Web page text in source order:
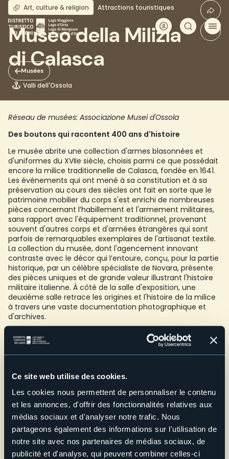
Ce site web utilise des cookies.
Les cookies nous permettent de personnaliser le contenu
et les annonces, d'offrir des fonctionnalités relatives aux
médias sociaux et d'analyser notre trafic. Nous
partageons également des informations sur l'utilisation de
notre site avec nos partenaires de médias sociaux, de
publicité et d'analyse, qui peuvent combiner celles-ci
Aller
au
contenu
principal
Musées
Art, culture & religion Attractions touristiques
Museo della Milizia
di Calasca
Valli dell'Ossola
Réseau de musées: Associazione Musei d'Ossola
Des boutons qui racontent 400 ans d'histoire
Le musée abrite une collection d'armes blasonnées et
d'uniformes du XVIIe siècle, choisis parmi ce que possédait
encore la milice traditionnelle de Calasca, fondée en 1641.
Les événements qui ont mené à sa constitution et à sa
préservation au cours des siècles ont fait en sorte que le
patrimoine mobilier du corps s'est enrichi de nombreuses
pièces concernant l’habillement et l'armement militaires,
sans rapport avec l'équipement traditionnel, provenant
souvent d'autres corps et d'armées étrangères qui sont
parfois de remarquables exemplaires de l'artisanat textile.
La collection du musée, dont l'agencement innovant
contraste avec le décor qui l’entoure, conçu, pour la partie
historique, par un célèbre spécialiste de Novara, présente
des pièces uniques et de grande valeur illustrant l'histoire
militaire italienne. À côté de la salle d'exposition, une
deuxième salle retrace les origines et l'histoire de la milice
à travers une vaste documentation photographique et
d'archives.
Accessibilité: oui, le musée est situé au rez-de-chaussée
Ecoles : en contactant l'organisation, sur réservation
uniquement
E-mail
info@miliziatradizionalecalasca.it
Telefono
+39 349 7526139
Site web
Live